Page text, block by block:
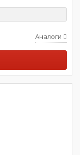
Аналоги